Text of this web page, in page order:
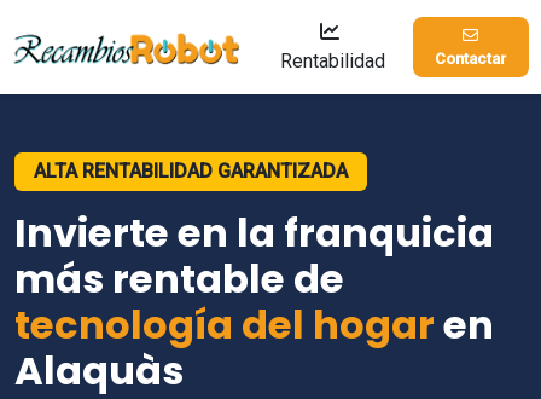
Rentabilidad Contactar
ALTA RENTABILIDAD GARANTIZADA
Invierte en la franquicia
más rentable de
tecnología del hogaren
Alaquàs